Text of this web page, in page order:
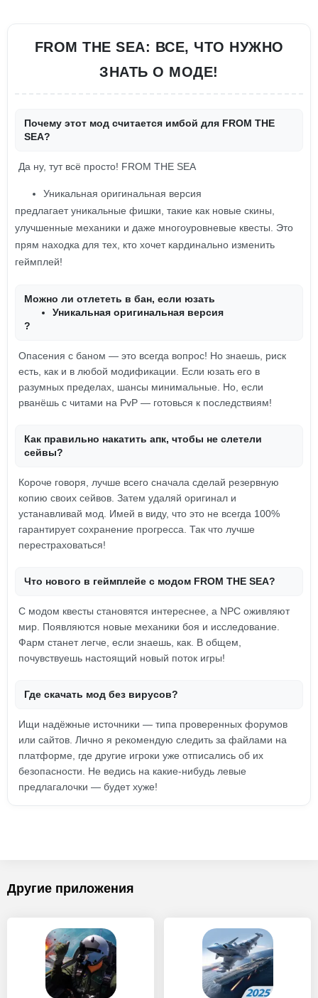
FROM THE SEA: ВСЕ, ЧТО НУЖНО
ЗНАТЬ О МОДЕ!
Почему этот мод считается имбой для FROM THE
SEA?
Да ну, тут всё просто! FROM THE SEA
Уникальная оригинальная версия
предлагает уникальные фишки, такие как новые скины,
улучшенные механики и даже многоуровневые квесты. Это
прям находка для тех, кто хочет кардинально изменить
геймплей!
Можно ли отлететь в бан, если юзать
Уникальная оригинальная версия
?
Опасения с баном — это всегда вопрос! Но знаешь, риск
есть, как и в любой модификации. Если юзать его в
разумных пределах, шансы минимальные. Но, если
рванёшь с читами на PvP — готовься к последствиям!
Как правильно накатить апк, чтобы не слетели
сейвы?
Короче говоря, лучше всего сначала сделай резервную
копию своих сейвов. Затем удаляй оригинал и
устанавливай мод. Имей в виду, что это не всегда 100%
гарантирует сохранение прогресса. Так что лучше
перестраховаться!
Что нового в геймплейе с модом FROM THE SEA?
С модом квесты становятся интереснее, а NPC оживляют
мир. Появляются новые механики боя и исследование.
Фарм станет легче, если знаешь, как. В общем,
почувствуешь настоящий новый поток игры!
Где скачать мод без вирусов?
Ищи надёжные источники — типа проверенных форумов
или сайтов. Лично я рекомендую следить за файлами на
платформе, где другие игроки уже отписались об их
безопасности. Не ведись на какие-нибудь левые
предлагалочки — будет хуже!
Другие приложения